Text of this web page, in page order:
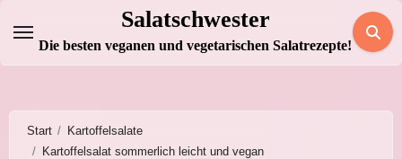
Inhalt
springen
Salatschwester
Die besten veganen und vegetarischen Salatrezepte!
Start
Kartoffelsalate
Kartoffelsalat sommerlich leicht und vegan